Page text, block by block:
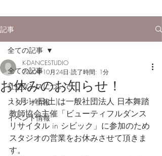
記事
全ての記事
社交ダンスについて
スタジオ情報
イベント情報
全ての記事
お休みのお知らせ！
K-DANCESTUDIO
2020年10月24日 読了時間: 1分
11月14日(土)は一般社団法人 日本舞踏
教師協会主催「ビューティフルダンス
リサイタル in シビック」に参加のため
スタジオの営業をお休みさせて頂きま
す。